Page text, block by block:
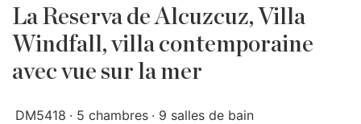
La Reserva de Alcuzcuz, Villa
Windfall, villa contemporaine
avec vue sur la mer
DM5418 5 chambres
9 salles de bain